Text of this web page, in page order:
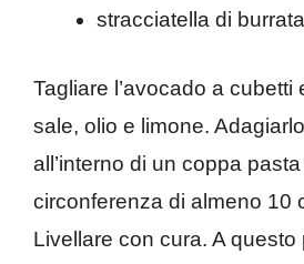
stracciatella di burrata
Tagliare l’avocado a cubetti
sale, olio e limone.
all’interno di un coppa
circonferenza di almeno 10
Livellare con cura. A